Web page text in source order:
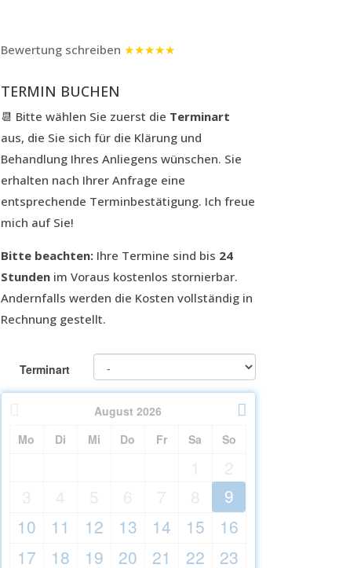
Bewertung schreiben ★★★★★
TERMIN BUCHEN
📆 Bitte wählen Sie zuerst die Terminart
aus, die Sie sich für die Klärung und
Behandlung Ihres Anliegens wünschen. Sie
erhalten nach Ihrer Anfrage eine
entsprechende Terminbestätigung. Ich freue
mich auf Sie!
Bitte beachten:Ihre Termine sind bis 24
Stundenim Voraus kostenlos stornierbar.
Andernfalls werden die Kosten vollständig in
Rechnung gestellt.
Terminart
August 2026
Mo
Di Mi Do Fr Sa So
9
10
11 12 13 14 15
16
17
18 19 20 21 22 23